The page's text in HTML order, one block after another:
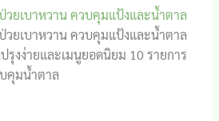
วยเบาหวาน ควบคุมแป้งและน้ำตาล
วยเบาหวาน ควบคุมแป้งและน้ำตาล
รุงง่ายและเมนูยอดนิยม 10 รายการ
คุมน้ำตาล